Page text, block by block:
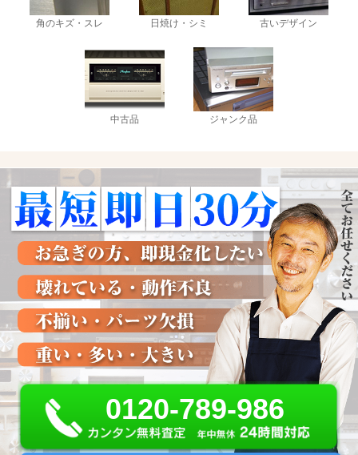
角のキズ・スレ 日焼け・シミ 古いデザイン
中古品 ジャンク品
0120-789-986